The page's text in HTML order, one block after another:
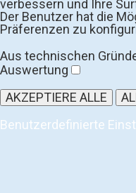
verbessern und Ihre
Der Benutzer hat die
Präferenzen zu
Aus technischen
Auswertung
AKZEPTIERE ALLE
Benutzerdefinierte